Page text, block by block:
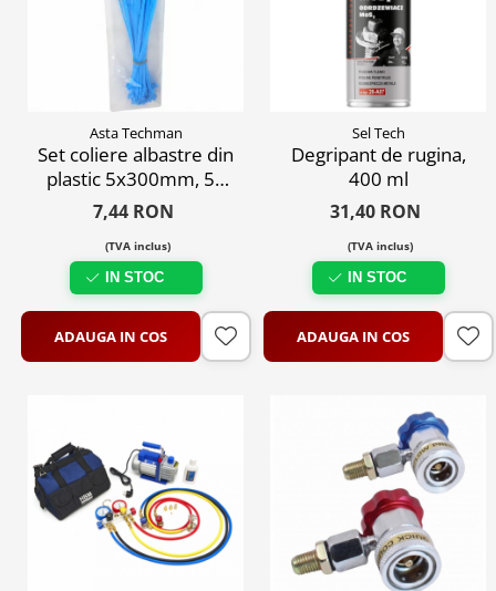
Antrenor articulat si culisant
Ciocan, levier, dalti si dornuri
Cleste si set clesti
Perie de sarma
Prese si extractoare
Reparat filete
Scule diverse mecanica
Scule motor
Scule Pneumatice
Scule service ulei, gresare,
combustibil
Scule supape
Scule suspensie
Scule transmisie
Set / trusa chei tubulare
Set burghie si freze
Asta Techman
Set coliere albastre din
plastic 5x300mm, 50
buc
7,44 RON
(TVA inclus)
IN STOC
ADAUGA IN COS
Sel Tech
Degripant de rugina,
400 ml
31,40 RON
(TVA inclus)
IN STOC
ADAUGA IN COS